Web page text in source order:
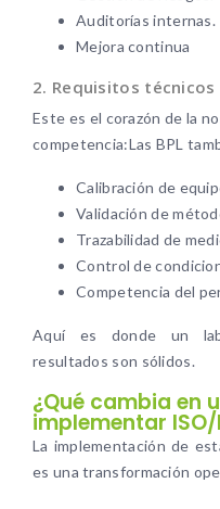
Auditorías internas.
Mejora continua
2. Requisitos técnicos
Este es el corazón de la
competencia:Las BPL
Calibración de
Validación de
Trazabilidad de
Control de
Competencia del
Aquí es donde un
resultados son sólidos.
¿Qué cambia en
implementar ISO/
La implementación de
es una transformación